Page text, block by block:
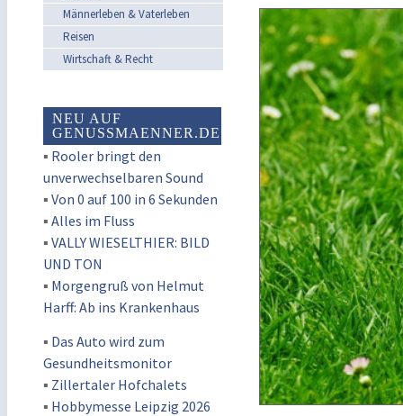
Männerleben & Vaterleben
Reisen
Wirtschaft & Recht
NEU AUF
GENUSSMAENNER.DE
▪ Rooler bringt den
unverwechselbaren Sound
▪ Von 0 auf 100 in 6 Sekunden
▪ Alles im Fluss
▪ VALLY WIESELTHIER: BILD
UND TON
▪ Morgengruß von Helmut
Harff: Ab ins Krankenhaus
▪ Das Auto wird zum
Gesundheitsmonitor
▪ Zillertaler Hofchalets
▪ Hobbymesse Leipzig 2026